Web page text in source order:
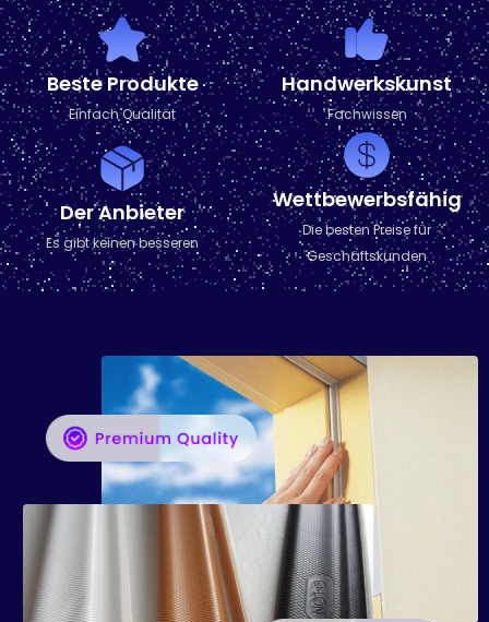
Beste Produkte
Einfach Qualität
Handwerkskunst
Fachwissen
Der Anbieter
Es gibt keinen besseren
Wettbewerbsfähig
Die besten Preise für
Geschäftskunden